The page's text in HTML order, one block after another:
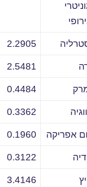
2.2905
2.5481
0.4484
0.3362
אפריקה 0.1960
0.3122
3.4146